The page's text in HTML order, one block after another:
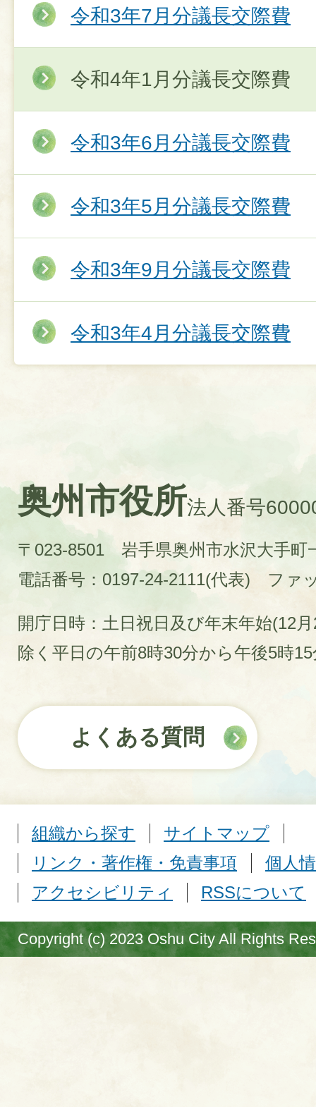
令和3年7月分議長交際費
令和4年1月分議長交際費
令和3年6月分議長交際費
令和3年5月分議長交際費
令和3年9月分議長交際費
令和3年4月分議長交際費
奥州市役所法人番号
〒023-8501 岩手県奥州市水沢大手町
電話番号：0197-24-2111(代表)
ファ
開庁日時：土日祝日及び年末年始(12
除く平日の午前8時30分から午後5時
よくある質問
組織から探す
サイトマップ
リンク・著作権・免責事項
個人
アクセシビリティ
RSSについて
Copyright (c) 2023 Oshu City All Rights